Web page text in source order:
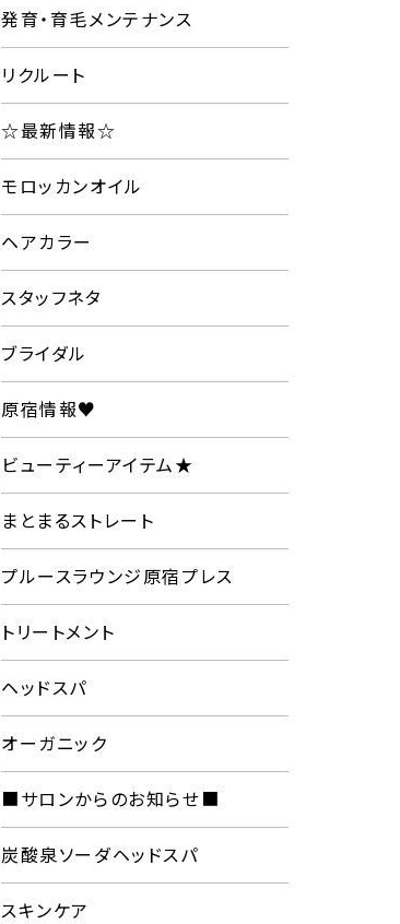
発育・育毛メンテナンス
リクルート
☆最新情報☆
モロッカンオイル
ヘアカラー
スタッフネタ
ブライダル
原宿情報♥
ビューティーアイテム★
まとまるストレート
プルースラウンジ原宿プレス
トリートメント
ヘッドスパ
オーガニック
■サロンからのお知らせ■
炭酸泉ソーダヘッドスパ
スキンケア